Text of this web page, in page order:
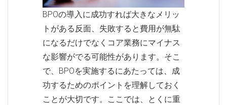
BPOの導入に成功すれば大きなメリッ
トがある反面、失敗すると費用が無駄
になるだけでなくコア業務にマイナス
な影響がでる可能性があります。そこ
で、BPOを実施するにあたっては、成
功するためのポイントを理解しておく
ことが大切です。ここでは、とくに重